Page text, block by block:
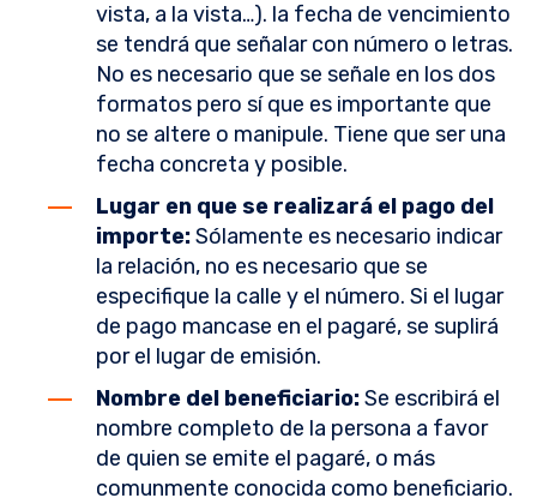
vista, a la vista…). la fecha de vencimiento
se tendrá que señalar con número o letras.
No es necesario que se señale en los dos
formatos pero sí que es importante que
no se altere o manipule. Tiene que ser una
fecha concreta y posible.
Lugar en que se realizará el pago del
importe:Sólamente es necesario indicar
la relación, no es necesario que se
especifique la calle y el número. Si el lugar
de pago mancase en el pagaré, se suplirá
por el lugar de emisión.
Nombre del beneficiario:Se escribirá el
nombre completo de la persona a favor
de quien se emite el pagaré, o más
comunmente conocida como beneficiario.